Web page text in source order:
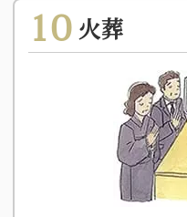
10 火葬